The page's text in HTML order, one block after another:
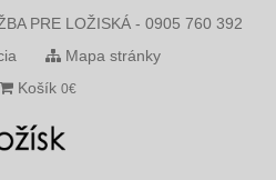
PRE LOŽISKÁ - 0905 760 392
Mapa stránky
Košík 0€